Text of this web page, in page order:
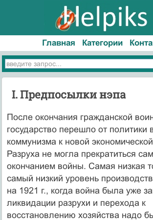
Главная Категории
I. Предпосылки нэпа
После окончания гражданской
государство перешло от политики
коммунизма к новой
Разруха не могла прекратиться
окончанием войны. Самая низкая
самый низкий уровень
на 1921 г., когда война была уже
ликвидации разрухи и перехода к
восстановлению хозяйства надо